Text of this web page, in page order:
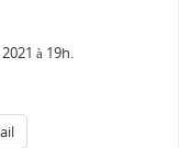
à 19h.